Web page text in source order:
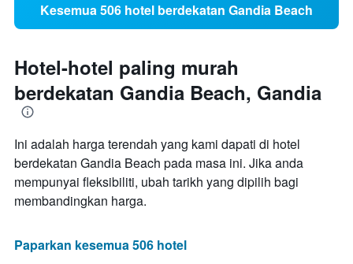
Kesemua 506 hotel berdekatan Gandia Beach
Hotel-hotel paling murah
berdekatan Gandia Beach, Gandia
Ini adalah harga terendah yang kami dapati di hotel
berdekatan Gandia Beach pada masa ini. Jika anda
mempunyai fleksibiliti, ubah tarikh yang dipilih bagi
membandingkan harga.
Paparkan kesemua 506 hotel